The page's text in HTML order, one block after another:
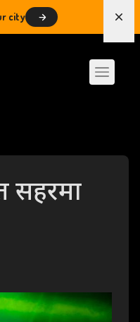
city
सहरमा